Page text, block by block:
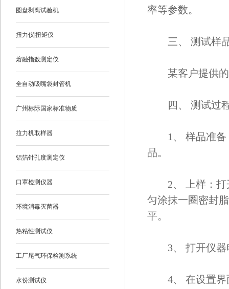
圆盘剥离试验机
扭力仪|扭矩仪
熔融指数测定仪
全自动吸嘴袋封管机
广州标际国家标准物质
拉力机取样器
铝箔针孔度测定仪
口罩检测仪器
环境消毒灭菌器
热粘性测试仪
工厂尾气环保检测系统
水份测试仪
率等参数。
三、 测试样
某客户提供的
四、 测试过
1、 样品准备
品。
2、 上样：打
匀涂抹一圈密封
平。
3、 打开仪器
4、 在设置界